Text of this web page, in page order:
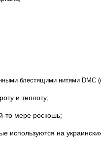
блестящими нитями DMC
и теплоту;
то мере роскошь;
используются на